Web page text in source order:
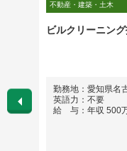
不動産・建築・土木
ビルクリーニン
勤務地：愛知県名
英語力：不要
給 与：年収 500